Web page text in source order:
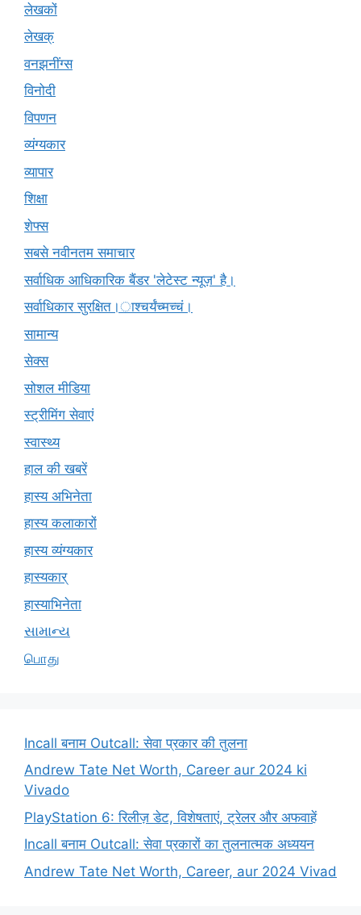
लेखकों
लेखक्
वनझनींग्स
विनोदी
विपणन
व्यंग्यकार
व्यापार
शिक्षा
शेफ्स
सबसे नवीनतम समाचार
सर्वाधिक आधिकारिक बैंडर 'लेटेस्ट न्यूज़' है।
सर्वाधिकार सुरक्षित।ाश्चर्यंच्मच्चं।
सामान्य
सेक्स
सोशल मीडिया
स्ट्रीमिंग सेवाएं
स्वास्थ्य
हाल की खबरें
हास्य अभिनेता
हास्य कलाकारों
हास्य व्यंग्यकार
हास्यकार्
हास्याभिनेता
સામાન્ય
பொது
Incall बनाम Outcall: सेवा प्रकार की तुलना
Andrew Tate Net Worth, Career aur 2024 ki
Vivado
PlayStation 6: रिलीज़ डेट, विशेषताएं, ट्रेलर और अफवाहें
Incall बनाम Outcall: सेवा प्रकारों का तुलनात्मक अध्ययन
Andrew Tate Net Worth, Career, aur 2024 Vivad